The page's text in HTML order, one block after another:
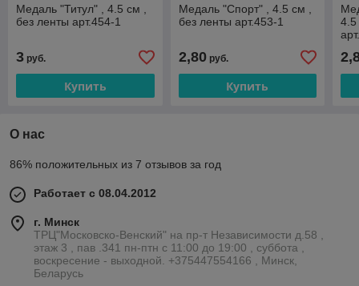
Медаль "Титул" , 4.5 см ,
без ленты арт.454-1
3 руб.
Купить
Медаль "Спорт" , 4.5 см ,
без ленты арт.453-1
2,80руб.
Купить
4.5
О нас
86% положительных из 7 отзывов за год
Работает с 08.04.2012
г. Минск
ТРЦ"Московско-Венский" на пр-т Независимости д.58 ,
этаж 3 , пав .341 пн-птн с 11:00 до 19:00 , суббота ,
воскресение - выходной. +375447554166 , Минск,
Беларусь